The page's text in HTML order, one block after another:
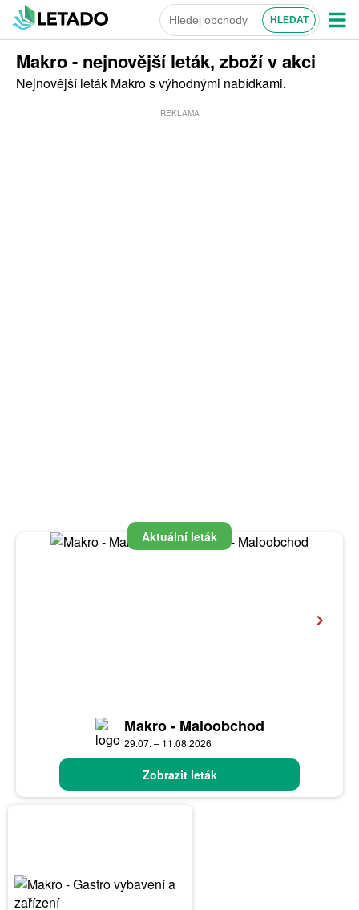
Makro - nejnovější leták, zboží v akci
Nejnovější leták Makro s výhodnými nabídkami.
REKLAMA
Aktuální leták
Makro - Maloobchod
29.07. – 11.08.2026
Zobrazit leták